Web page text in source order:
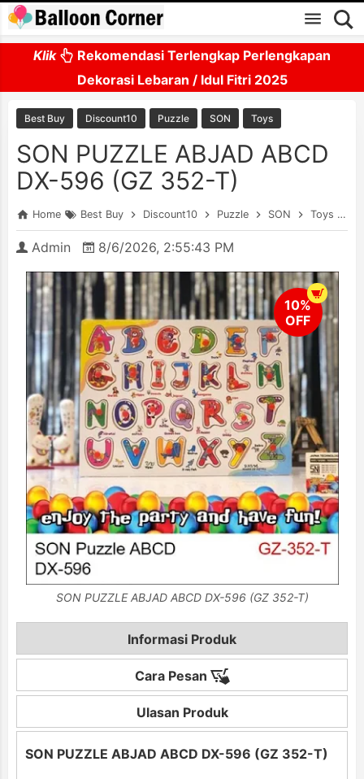
Skip to main content
Klik
Rekomendasi Terlengkap Perlengkapan
Dekorasi Lebaran / Idul Fitri 2025
Best Buy Discount10 Puzzle SON Toys
SON PUZZLE ABJAD ABCD
DX-596 (GZ 352-T)
Home Best Buy Discount10 Puzzle SON Toys
Admin 8/6/2026, 2:55:43 PM
SON PUZZLE ABJAD ABCD DX-596 (GZ 352-T)
Informasi Produk
SON PUZZLE ABJAD ABCD DX-596 (GZ 352-T)
Cara Pesan
Ulasan Produk